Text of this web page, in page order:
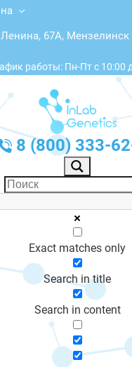
67А, Мензелинск
работы: Пн-Пт с 10:00
8 (800) 333-
Exact matches only
Search in title
Search in content